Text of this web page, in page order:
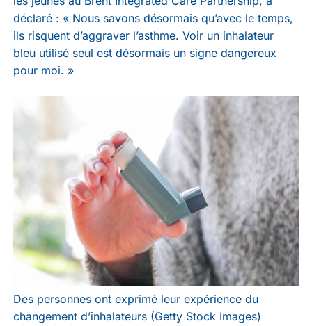
déclaré : « Nous savons désormais qu’avec le temps,
ils risquent d’aggraver l’asthme. Voir un inhalateur
bleu utilisé seul est désormais un signe dangereux
pour moi. »
Des personnes ont exprimé leur expérience du
changement d’inhalateurs (Getty Stock Images)